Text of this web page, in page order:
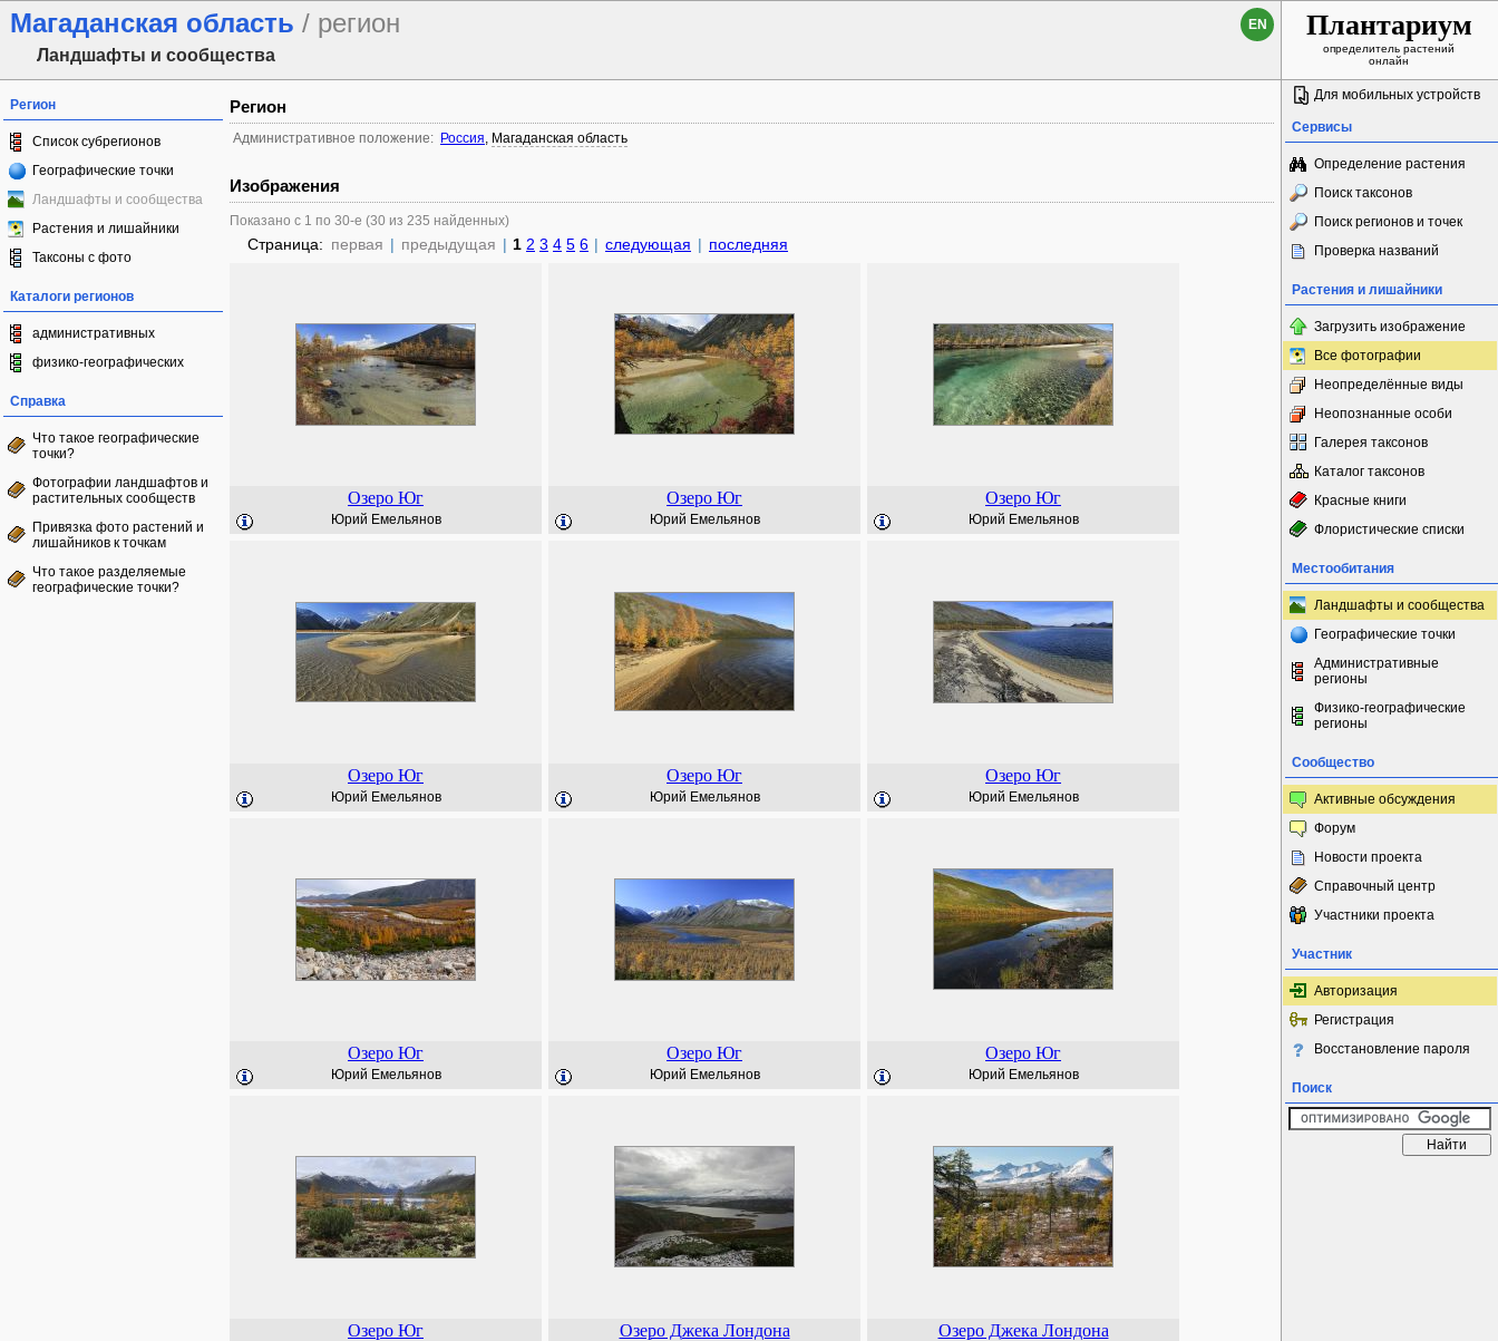
Магаданская область / регион
Ландшафты и сообщества
EN Плантариум
определитель растений
онлайн
Регион
Список субрегионов
Географические точки
Ландшафты и сообщества
Растения и лишайники
Таксоны с фото
Каталоги регионов
административных
физико-географических
Справка
Что такое географические
точки?
Фотографии ландшафтов и
растительных сообществ
Привязка фото растений и
лишайников к точкам
Что такое разделяемые
географические точки?
Регион
Административное положение: Россия, Магаданская область
Изображения
Показано с 1 по 30-е (30 из 235 найденных)
Страница: первая | предыдущая | 1 2 3 4 5 6 | следующая | последняя
Озеро Юг
Юрий Емельянов
Озеро Юг
Юрий Емельянов
Озеро Юг
Юрий Емельянов
Озеро Юг
Юрий Емельянов
Озеро Юг
Юрий Емельянов
Озеро Юг
Юрий Емельянов
Озеро Юг
Юрий Емельянов
Озеро Юг
Юрий Емельянов
Озеро Юг
Юрий Емельянов
Озеро Юг Озеро Джека Лондона Озеро Джека Лондона
Для мобильных устройств
Сервисы
Определение растения
Поиск таксонов
Поиск регионов и точек
Проверка названий
Растения и лишайники
Загрузить изображение
Все фотографии
Неопределённые виды
Неопознанные особи
Галерея таксонов
Каталог таксонов
Красные книги
Флористические списки
Местообитания
Ландшафты и сообщества
Географические точки
Административные
регионы
Физико-географические
регионы
Сообщество
Активные обсуждения
Форум
Новости проекта
Справочный центр
Участники проекта
Участник
Авторизация
Регистрация
Восстановление пароля
Поиск